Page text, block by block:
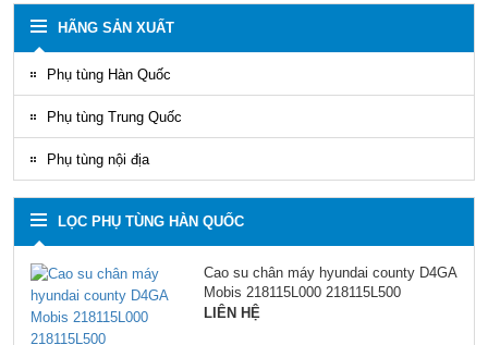
HÃNG SẢN XUẤT
Phụ tùng Hàn Quốc
Phụ tùng Trung Quốc
Phụ tùng nội địa
LỌC PHỤ TÙNG HÀN QUỐC
Cao su chân máy hyundai county D4GA
Mobis 218115L000 218115L500
LIÊN HỆ